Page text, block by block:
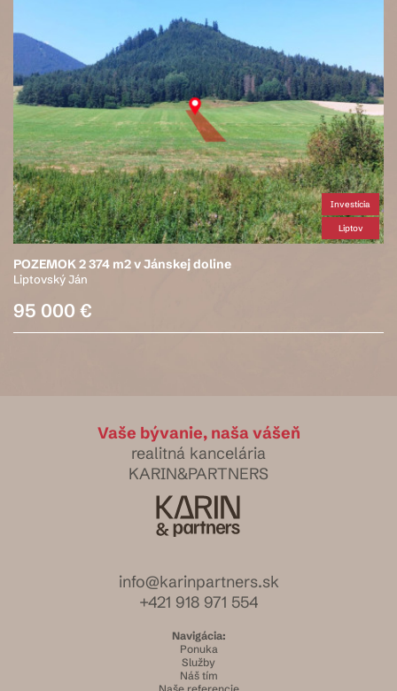
Investícia
Liptov
POZEMOK 2 374 m2 v Jánskej doline
Liptovský Ján
95 000 €
Vaše bývanie, naša vášeň
realitná kancelária
KARIN&PARTNERS
info@karinpartners.sk
+421 918 971 554
Navigácia:
Ponuka
Služby
Náš tím